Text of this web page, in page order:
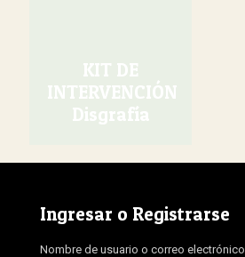
KIT DE
INTERVENCIÓN
Disgrafía
precio
era:
40,00€.
precio
30,00€.
Ingresar o Registrarse
Nombre de usuario o correo electrónico